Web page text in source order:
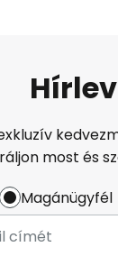
most és
Magánügyfél